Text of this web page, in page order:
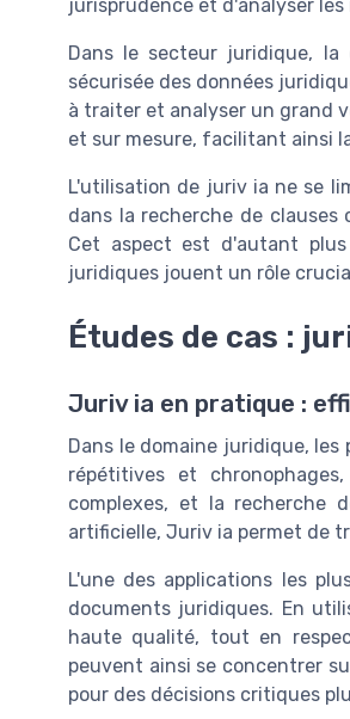
jurisprudence et d'analyser
Dans le secteur juridique, la
sécurisée des données
à traiter et analyser un grand
et sur mesure, facilitant ainsi
L'utilisation de juriv ia ne se
dans la recherche de
Cet aspect est d'autant
juridiques jouent un rôle
Études de cas :
Juriv ia en pratique :
Dans le domaine juridique,
répétitives et
complexes, et la recherche
artificielle, Juriv ia permet de
L'une des applications les
documents juridiques. En
haute qualité, tout en
peuvent ainsi se concentrer
pour des décisions critiques